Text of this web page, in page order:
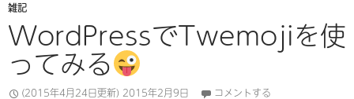
雑記
WordPressでTwemojiを使
ってみる
(2015年4月24日更新) 2015年2月9日 コメントする